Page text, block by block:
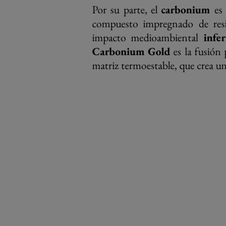
Por su parte, elcarbonium
compuesto impregnado de
impacto medioambiental
Carbonium Gold es la fusión
matriz termoestable, que crea un